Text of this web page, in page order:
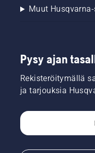
Muut
Pysy ajan
Rekisteröitymällä
ja tarjouksia